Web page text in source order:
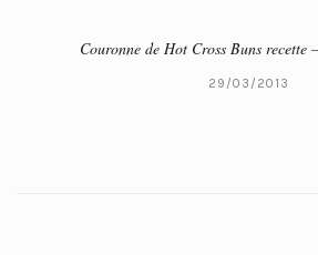
Couronne de Hot Cross Buns recette
29/03/2013